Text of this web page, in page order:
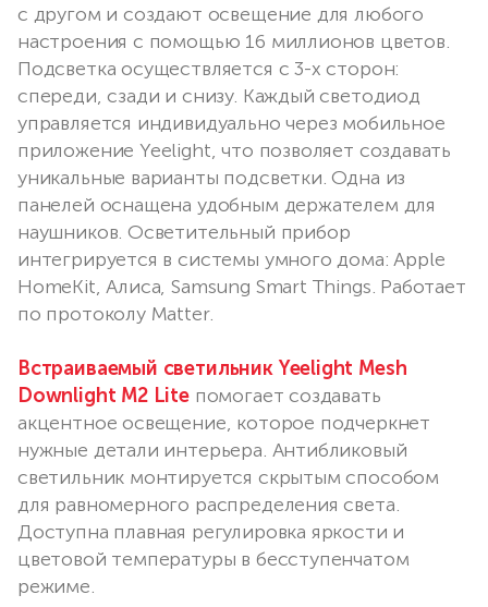
с другом и создают освещение для любого
настроения с помощью 16 миллионов цветов.
Подсветка осуществляется с 3-х сторон:
спереди, сзади и снизу. Каждый светодиод
управляется индивидуально через мобильное
приложение Yeelight, что позволяет создавать
уникальные варианты подсветки. Одна из
панелей оснащена удобным держателем для
наушников. Осветительный прибор
интегрируется в системы умного дома: Apple
HomeKit, Алиса, Samsung Smart Things. Работает
по протоколу Matter.
Встраиваемый светильник Yeelight Mesh
Downlight M2 Lite помогает создавать
акцентное освещение, которое подчеркнет
нужные детали интерьера. Антибликовый
светильник монтируется скрытым способом
для равномерного распределения света.
Доступна плавная регулировка яркости и
цветовой температуры в бесступенчатом
режиме.